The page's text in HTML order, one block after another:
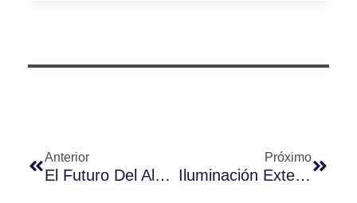
Anterior
El Futuro Del Alumbrado Público Inteligente: Cómo Zhaga + D4i Está Revolucionando Los Sistemas De Iluminación Exterior
Próximo
Iluminación Exterior A Prueba De Futuro: Un Análisis Profundo De Los Dispositivos De Control Zhaga-D4i, La Integración DALI Y La Revolución Del Zócalo Z10